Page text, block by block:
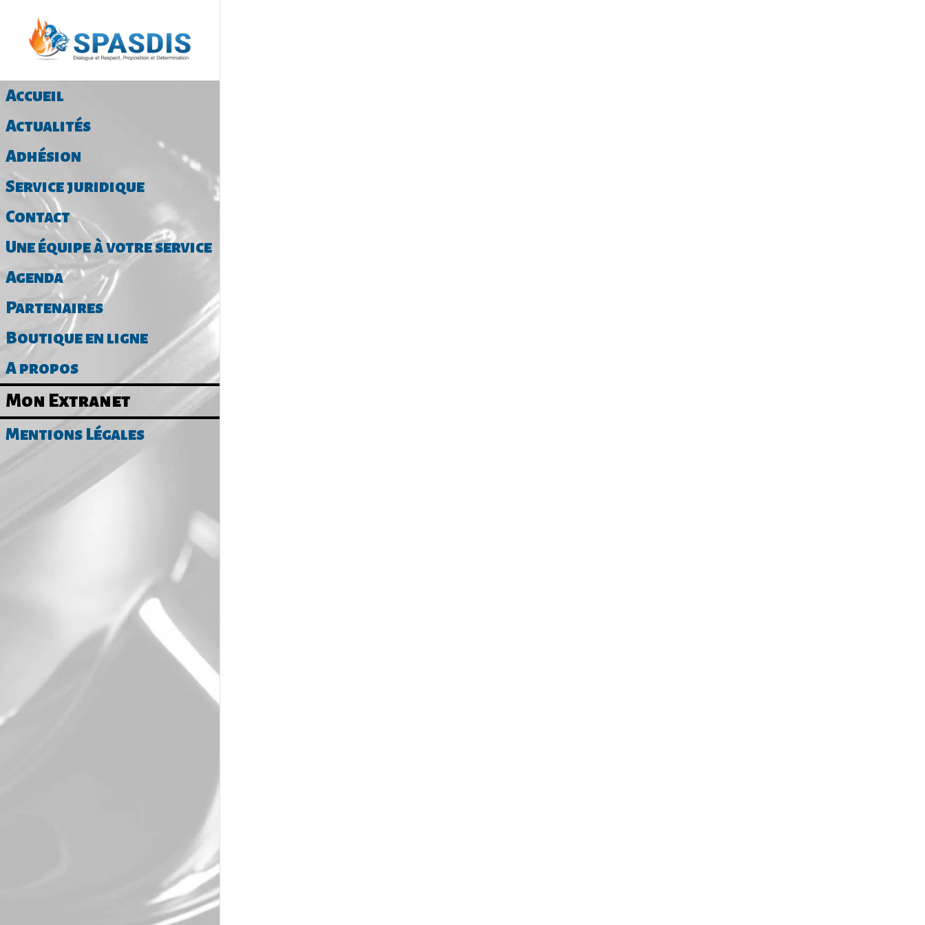
Accueil
Actualités
Adhésion
Service juridique
Contact
Une équipe à votre service
Agenda
Partenaires
Boutique en ligne
A propos
Mon Extranet
Mentions Légales